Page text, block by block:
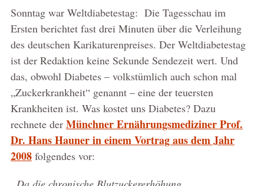
Sonntag war Weltdiabetestag: Die Tagesschau im
Ersten berichtet fast drei Minuten über die Verleihung
des deutschen Karikaturenpreises. Der Weltdiabetestag
ist der Redaktion keine Sekunde Sendezeit wert. Und
das, obwohl Diabetes – volkstümlich auch schon mal
„Zuckerkrankheit“ genannt – eine der teuersten
Krankheiten ist. Was kostet uns Diabetes? Dazu
rechnete der Münchner Ernährungsmediziner Prof.
Dr. Hans Hauner in einem Vortrag aus dem Jahr
2008folgendes vor: